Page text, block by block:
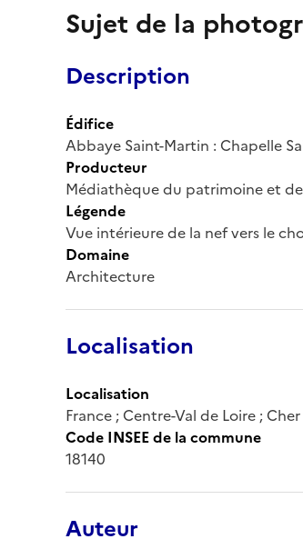
Sujet de la
Description
Édifice
Abbaye Saint-Martin : Chapelle
Producteur
Médiathèque du patrimoine et
Légende
Vue intérieure de la nef vers le
Domaine
Architecture
Localisation
Localisation
France ; Centre-Val de Loire ; Cher
Code INSEE de la commune
18140
Auteur